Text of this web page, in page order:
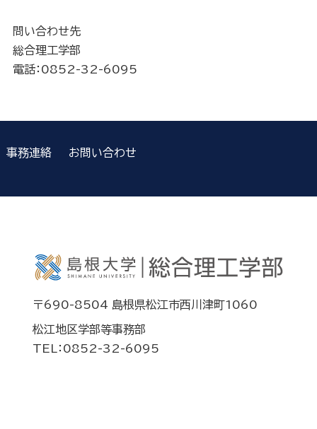
問い合わせ先
総合理工学部
電話：0852-32-6095
事務連絡 お問い合わせ
〒690-8504 島根県松江市西川津町1060
松江地区学部等事務部
TEL：0852-32-6095